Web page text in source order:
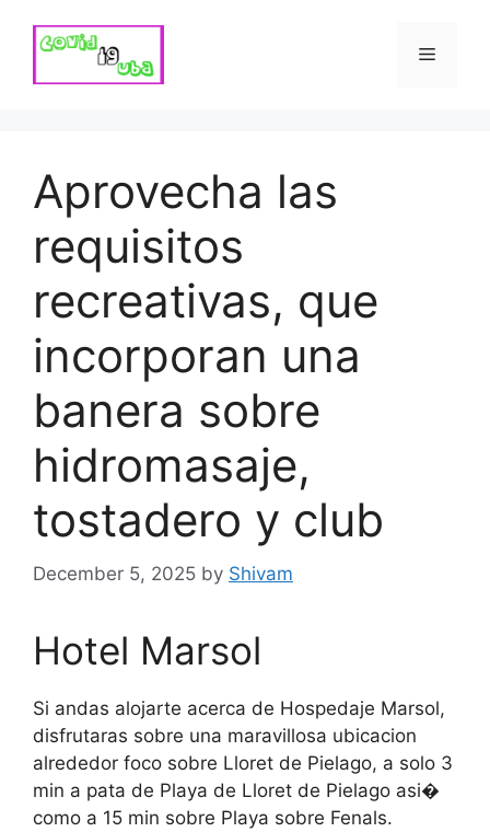
Menu
Aprovecha las
requisitos
recreativas, que
incorporan una
banera sobre
hidromasaje,
tostadero y club
December 5, 2025 by Shivam
Hotel Marsol
Si andas alojarte acerca de Hospedaje Marsol,
disfrutaras sobre una maravillosa ubicacion
alrededor foco sobre Lloret de Pielago, a solo 3
min a pata de Playa de Lloret de Pielago asi�
como a 15 min sobre Playa sobre Fenals.